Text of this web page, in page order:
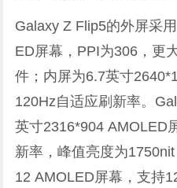
Galaxy Z Flip5的外屏采
ED屏幕，PPI为306，更
件；内屏为6.7英寸
120Hz自适应刷新率。
英寸2316*904 AMOLED
新率，峰值亮度为
12 AMOLED屏幕，支持